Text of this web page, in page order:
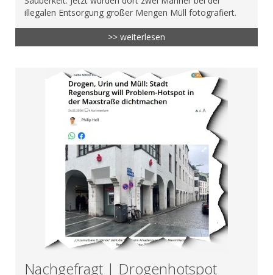
illegalen Entsorgung großer Mengen Müll fotografiert.
>> weiterlesen
Nachgefragt | Drogenhotspot